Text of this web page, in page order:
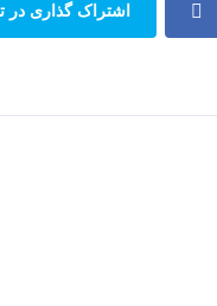
اشتراک گذاری در